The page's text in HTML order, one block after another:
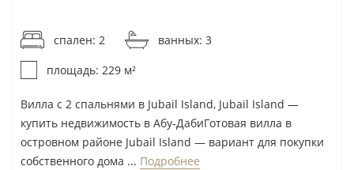
Спрос, аренда и перепродажа:
вилла требует точного
позиционирования
На Jubail Island покупатель приобретает прежде
всего редкий формат — островную виллу в Абу-
Даби, а не типовую квартиру для массовой
спален: 2
ванных: 3
площадь: 229 м²
Вилла с 2 спальнями в Jubail Island, Jubail Island —
купить недвижимость в Абу-ДабиГотовая вилла в
островном районе Jubail Island — вариант для покупки
собственного дома ... Подробнее